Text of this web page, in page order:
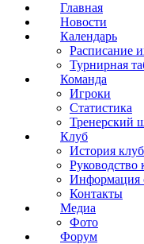
Главная
Новости
Календарь
Расписание
Турнирная
Команда
Игроки
Статистика
Тренерский
Клуб
История
Руководство
Информация
Контакты
Медиа
Фото
Форум